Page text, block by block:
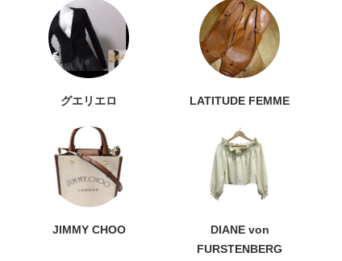
グエリエロ LATITUDE FEMME
JIMMY CHOO
DIANE von
FURSTENBERG